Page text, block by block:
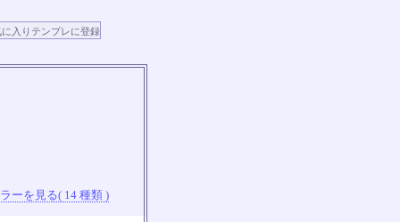
ーを見る( 14 種類 )